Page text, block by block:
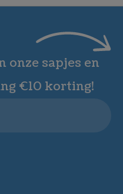
onze sapjes en
€10 korting!